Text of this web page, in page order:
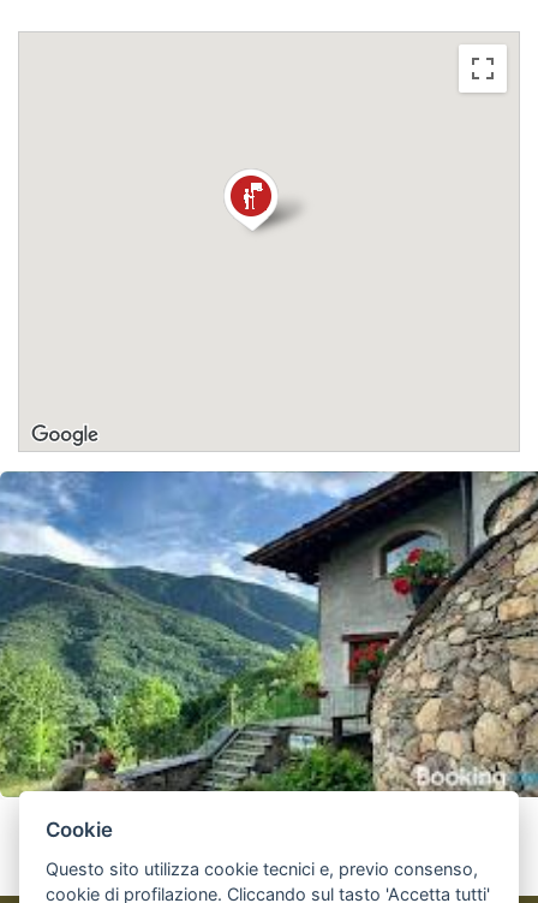
Cookie
Questo sito utilizza cookie tecnici e, previo consenso,
cookie di profilazione. Cliccando sul tasto 'Accetta tutti'